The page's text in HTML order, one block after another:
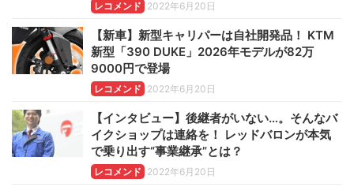
レコメンド 2022年6月20日
【新車】新型キャリパーは自社開発品！ KTM
新型「390 DUKE」2026年モデルが82万
9000円で登場
レコメンド 2022年6月20日
【インタビュー】後継者がいない…。そんなバ
イクショップは連絡を！ レッドバロンが本気
で乗り出す“事業継承”とは？
レコメンド 2022年6月20日